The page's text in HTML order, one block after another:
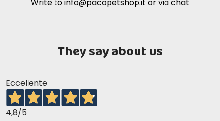
Write toinfo@pacopetshop.it or via chat
They say about us
Eccellente
4,8/5